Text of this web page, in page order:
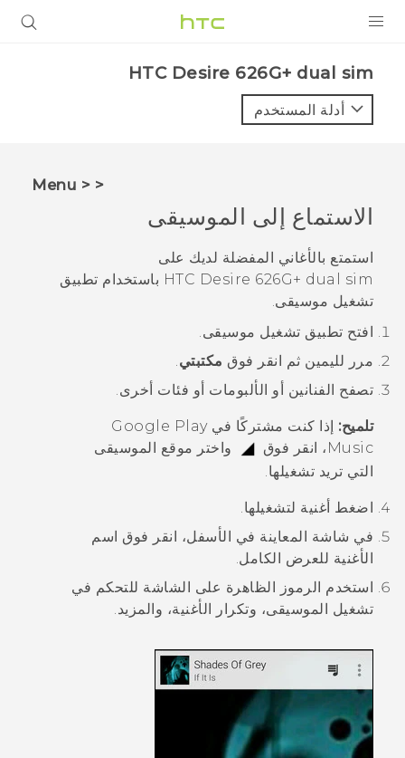
VIVE
VIVERSE
البرامج + التطبيقات
الدعم
أجهزة HTC والملحقات
HTC Desire 626G+ dual sim‎
أدلة المستخدم
< < Menu
الاستماع إلى الموسيقى
استمتع بالأغاني المفضلة لديك على
HTC Desire 626G+ dual sim باستخدام تطبيق
تشغيل موسيقى.
افتح تطبيق تشغيل موسيقى.
مرر لليمين ثم انقر فوق مكتبتي.
تصفح الفنانين أو الألبومات أو فئات أخرى.
تلميح:
إذا كنت مشتركًا في Google Play
Music، انقر فوق
واختر موقع الموسيقى
التي تريد تشغيلها.
اضغط أغنية لتشغيلها.
في شاشة المعاينة في الأسفل، انقر فوق اسم
الأغنية للعرض الكامل.
استخدم الرموز الظاهرة على الشاشة للتحكم في
تشغيل الموسيقى، وتكرار الأغنية، والمزيد.